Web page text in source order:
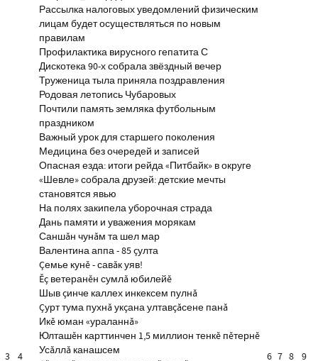
3 4
Рассылка налоговых уведомлений физическим
лицам будет осуществляться по новым
правилам
Профилактика вирусного гепатита С
Дискотека 90-х собрала звёздный вечер
Труженица тыла приняла поздравления
Родовая летопись Чубаровых
Почтили память земляка футбольным
праздником
Важный урок для старшего поколения
Медицина без очередей и записей
Опасная езда: итоги рейда «Питбайк» в округе
«Шевле» собрала друзей: детские мечты
становятся явью
На полях закипела уборочная страда
Дань памяти и уважения морякам
Саншăн чунăм та шел мар
Валентина аппа - 85 çулта
Çемье кунĕ - савăк уяв!
Ĕç ветеранĕн сумлă юбилейĕ
Шыв çинче каллех инкексем пулнă
Çурт тума пухнă укçана ултавçăсене панă
Икĕ юман «ураланнă»
Юлташĕн карттинчен 1,5 миллион тенкĕ пĕтернĕ
Усăллă канашсем
6 7 8 9